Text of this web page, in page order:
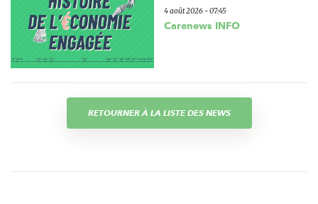
4 août 2026 - 07:45
Carenews INFO
RETOURNER À LA LISTE DES NEWS